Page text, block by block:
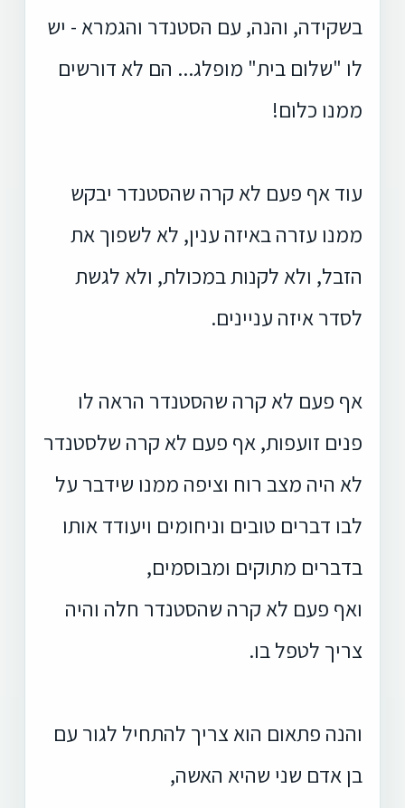
בשקידה, והנה, עם הסטנדר והגמרא - יש
לו "שלום בית" מופלג... הם לא דורשים
ממנו כלום!
עוד אף פעם לא קרה שהסטנדר יבקש
ממנו עזרה באיזה ענין, לא לשפוך את
הזבל, ולא לקנות במכולת, ולא לגשת
לסדר איזה עניינים.
אף פעם לא קרה שהסטנדר הראה לו
פנים זועפות, אף פעם לא קרה שלסטנדר
לא היה מצב רוח וציפה ממנו שידבר על
לבו דברים טובים וניחומים ויעודד אותו
בדברים מתוקים ומבוסמים,
ואף פעם לא קרה שהסטנדר חלה והיה
צריך לטפל בו.
והנה פתאום הוא צריך להתחיל לגור עם
בן אדם שני שהיא האשה,